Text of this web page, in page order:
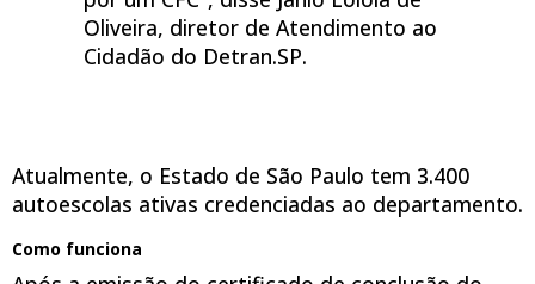
Oliveira, diretor de Atendimento ao
Cidadão do Detran.SP.
Atualmente, o Estado de São Paulo tem 3.400
autoescolas ativas credenciadas ao departamento.
Como funciona